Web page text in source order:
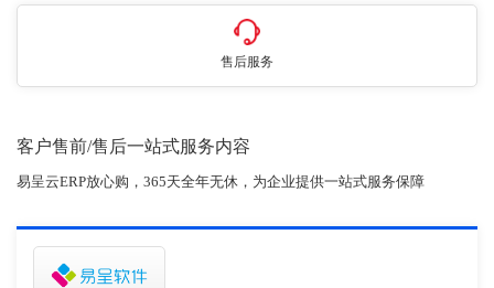
售后服务
客户售前/售后一站式服务内容
易呈云ERP放心购，365天全年无休，为企业提供一站式服务保障